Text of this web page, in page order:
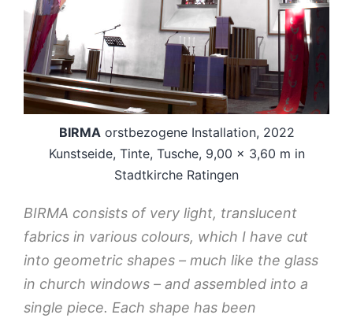
BIRMAorstbezogene Installation, 2022
Kunstseide, Tinte, Tusche, 9,00 x 3,60 m in
Stadtkirche Ratingen
BIRMA consists of very light, translucent
fabrics in various colours, which I have cut
into geometric shapes – much like the glass
in church windows – and assembled into a
single piece. Each shape has been